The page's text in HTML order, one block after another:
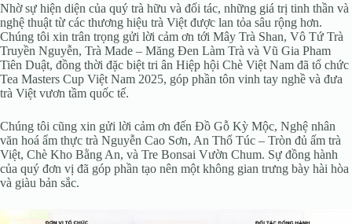
Nhờ sự hiện diện của quý trà hữu và đối tác, những giá trị tinh thần và
nghệ thuật từ các thương hiệu trà Việt được lan tỏa sâu rộng hơn.
Chúng tôi xin trân trọng gửi lời cảm ơn tới Mây Trà Shan, Vô Tứ Trà
Truyền Nguyễn, Trà Made – Măng Đen Làm Trà và Vũ Gia Pham
Tiên Duật, đồng thời đặc biệt tri ân Hiệp hội Chè Việt Nam đã tổ chức
Tea Masters Cup Việt Nam 2025, góp phần tôn vinh tay nghề và đưa
trà Việt vươn tầm quốc tế.
Chúng tôi cũng xin gửi lời cảm ơn đến Đồ Gỗ Kỳ Mộc, Nghệ nhân
văn hoá ẩm thực trà Nguyễn Cao Sơn, An Thổ Túc – Tròn đủ ấm trà
Việt, Chè Kho Bằng An, và Tre Bonsai Vườn Chum. Sự đồng hành
của quý đơn vị đã góp phần tạo nên một không gian trưng bày hài hòa
và giàu bản sắc.